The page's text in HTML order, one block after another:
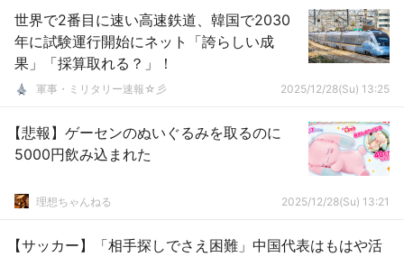
世界で2番目に速い高速鉄道、韓国で2030
年に試験運行開始にネット「誇らしい成
果」「採算取れる？」！
軍事・ミリタリー速報☆彡 2025/12/28(Su) 13:25
【悲報】ゲーセンのぬいぐるみを取るのに
5000円飲み込まれた
理想ちゃんねる 2025/12/28(Su) 13:21
【サッカー】「相手探しでさえ困難」中国代表はもはや活